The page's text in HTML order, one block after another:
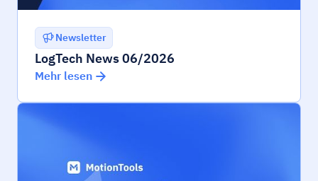
Newsletter
LogTech News 06/2026
Mehr lesen